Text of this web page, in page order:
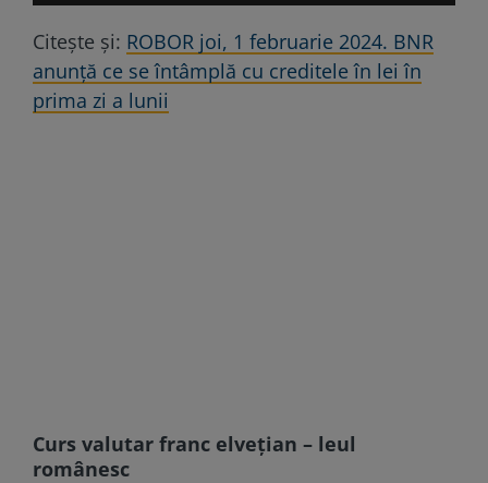
Citește și: ROBOR joi, 1 februarie 2024. BNR
anunță ce se întâmplă cu creditele în lei în
prima zi a lunii
Curs valutar franc elvețian – leul
românesc